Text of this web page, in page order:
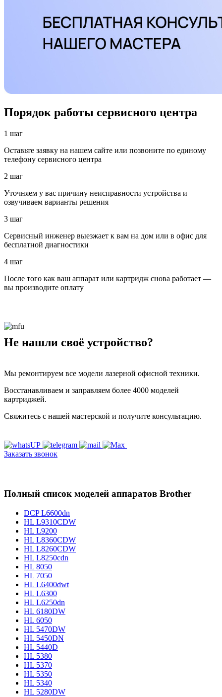
Порядок работы сервисного центра
1 шаг
Оставьте заявку на нашем сайте или позвоните по единому
телефону сервисного центра
2 шаг
Уточняем у вас причину неисправности устройства и
озвучиваем варианты решения
3 шаг
Сервисный инженер выезжает к вам на дом или в офис для
бесплатной диагностики
4 шаг
После того как ваш аппарат или картридж снова работает —
вы производите оплату
Не нашли своё устройство?
Мы ремонтируем все модели лазерной офисной техники.
Восстанавливаем и заправляем более 4000 моделей
картриджей.
Свяжитесь с нашей мастерской и получите консультацию.
Заказать звонок
Полный список моделей аппаратов Brother
DCP L6600dn
HL L9310CDW
HL L9200
HL L8360CDW
HL L8260CDW
HL L8250cdn
HL 8050
HL 7050
HL L6400dwt
HL L6300
HL L6250dn
HL 6180DW
HL 6050
HL 5470DW
HL 5450DN
HL 5440D
HL 5380
HL 5370
HL 5350
HL 5340
HL 5280DW